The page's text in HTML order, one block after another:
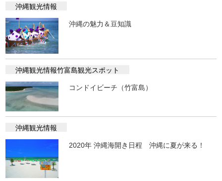
沖縄観光情報
沖縄の魅力＆豆知識
沖縄観光情報竹富島観光スポット
コンドイビーチ（竹富島）
沖縄観光情報
2020年 沖縄海開き日程 沖縄に夏が来る！